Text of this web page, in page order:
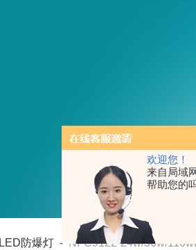
欢迎您！
来自局域
帮助您的
LED防爆灯 - NFC9122-24w/36w/